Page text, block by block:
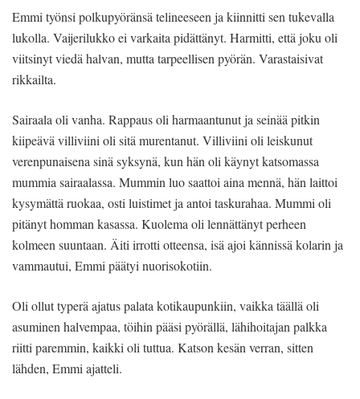
Emmi työnsi polkupyöränsä telineeseen ja kiinnitti sen tukevalla
lukolla. Vaijerilukko ei varkaita pidättänyt. Harmitti, että joku oli
viitsinyt viedä halvan, mutta tarpeellisen pyörän. Varastaisivat
rikkailta.
Sairaala oli vanha. Rappaus oli harmaantunut ja seinää pitkin
kiipeävä villiviini oli sitä murentanut. Villiviini oli leiskunut
verenpunaisena sinä syksynä, kun hän oli käynyt katsomassa
mummia sairaalassa. Mummin luo saattoi aina mennä, hän laittoi
kysymättä ruokaa, osti luistimet ja antoi taskurahaa. Mummi oli
pitänyt homman kasassa. Kuolema oli lennättänyt perheen
kolmeen suuntaan. Äiti irrotti otteensa, isä ajoi kännissä kolarin ja
vammautui, Emmi päätyi nuorisokotiin.
Oli ollut typerä ajatus palata kotikaupunkiin, vaikka täällä oli
asuminen halvempaa, töihin pääsi pyörällä, lähihoitajan palkka
riitti paremmin, kaikki oli tuttua. Katson kesän verran, sitten
lähden, Emmi ajatteli.